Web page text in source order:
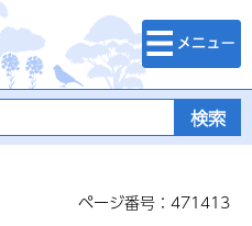
検索・メニュ
ー
ページ番号：471413